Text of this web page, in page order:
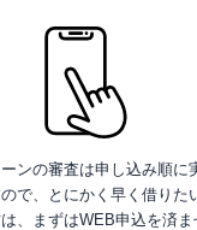
ンの審査は申し込み順に
で、とにかく早く借りた
、まずはWEB申込を済ま